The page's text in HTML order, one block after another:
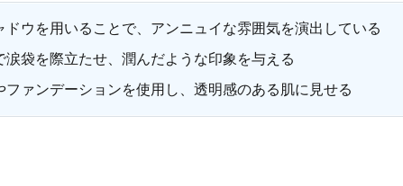
ウを用いることで、アンニュイな雰囲気を演出している
袋を際立たせ、潤んだような印象を与える
ァンデーションを使用し、透明感のある肌に見せる